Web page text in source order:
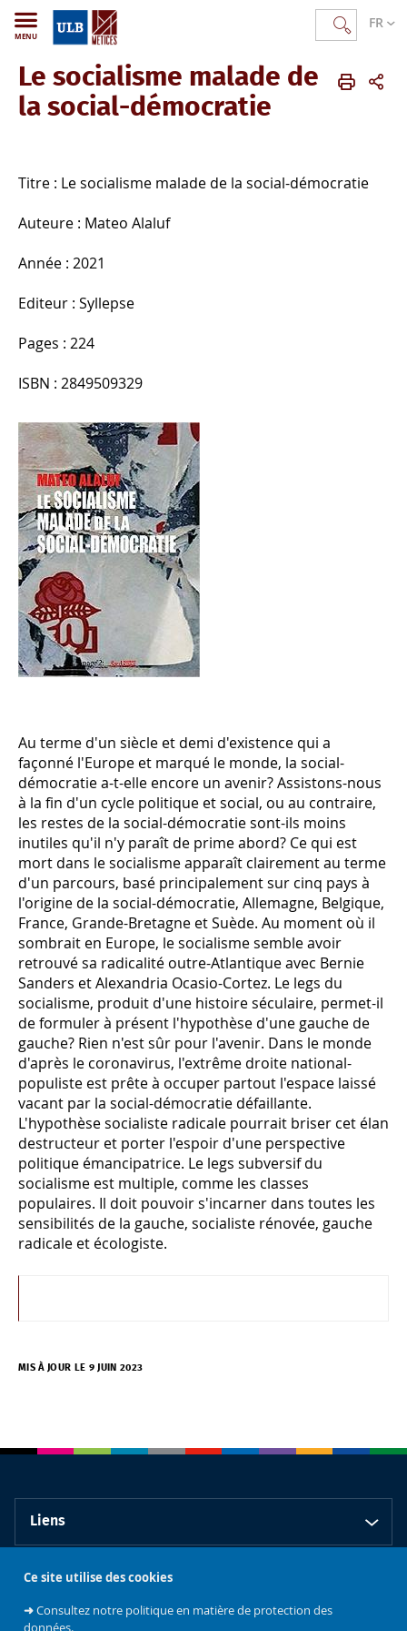
Ce site utilise des cookies
➜Consultez notre politique en matière de protection des
FR
MENU
METICES FR Publications Ouvrages publiés
Le socialisme malade de
la social-démocratie
Titre : Le socialisme malade de la social-démocratie
Auteure : Mateo Alaluf
Année : 2021
Editeur : Syllepse
Pages : 224
ISBN : 2849509329
Au terme d'un siècle et demi d'existence qui a
façonné l'Europe et marqué le monde, la ­social-
démocratie a-t-elle encore un avenir? Assistons-nous
à la fin d'un cycle politique et social, ou au contraire,
les restes de la social-démocratie sont-ils moins
inutiles qu'il n'y paraît de prime abord? Ce qui est
mort dans le socialisme apparaît clairement au terme
d'un parcours, basé principalement sur cinq pays à
l'origine de la social-démocratie, Allemagne, Belgique,
France, Grande-Bretagne et Suède. Au moment où il
sombrait en Europe, le socialisme semble avoir
retrouvé sa radicalité outre-Atlantique avec Bernie
Sanders et Alexandria Ocasio-Cortez. Le legs du
socialisme, produit d'une histoire séculaire, permet-il
de formuler à présent l'hypothèse d'une gauche de
gauche? Rien n'est sûr pour l'avenir. Dans le monde
d'après le coronavirus, l'extrême droite national-
populiste est prête à occuper partout l'espace laissé
vacant par la social-démocratie défaillante.
L'hypothèse socialiste radicale pourrait briser cet élan
destructeur et porter l'espoir d'une perspective
politique émancipatrice. Le legs subversif du
socialisme est multiple, comme les classes
populaires. Il doit pouvoir s'incarner dans toutes les
sensibilités de la gauche, socialiste rénovée, gauche
radicale et écologiste.
MIS À JOUR LE 9 JUIN 2023
Liens
Contact